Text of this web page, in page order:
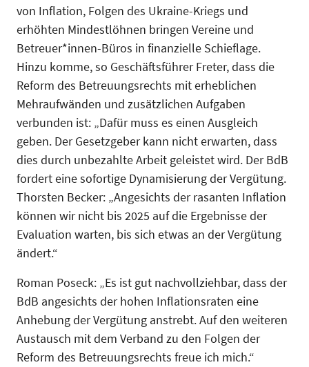
von Inflation, Folgen des Ukraine-Kriegs und
erhöhten Mindestlöhnen bringen Vereine und
Betreuer*innen-Büros in finanzielle Schieflage.
Hinzu komme, so Geschäftsführer Freter, dass die
Reform des Betreuungsrechts mit erheblichen
Mehraufwänden und zusätzlichen Aufgaben
verbunden ist: „Dafür muss es einen Ausgleich
geben. Der Gesetzgeber kann nicht erwarten, dass
dies durch unbezahlte Arbeit geleistet wird. Der BdB
fordert eine sofortige Dynamisierung der Vergütung.
Thorsten Becker: „Angesichts der rasanten Inflation
können wir nicht bis 2025 auf die Ergebnisse der
Evaluation warten, bis sich etwas an der Vergütung
ändert.“
Roman Poseck: „Es ist gut nachvollziehbar, dass der
BdB angesichts der hohen Inflationsraten eine
Anhebung der Vergütung anstrebt. Auf den weiteren
Austausch mit dem Verband zu den Folgen der
Reform des Betreuungsrechts freue ich mich.“